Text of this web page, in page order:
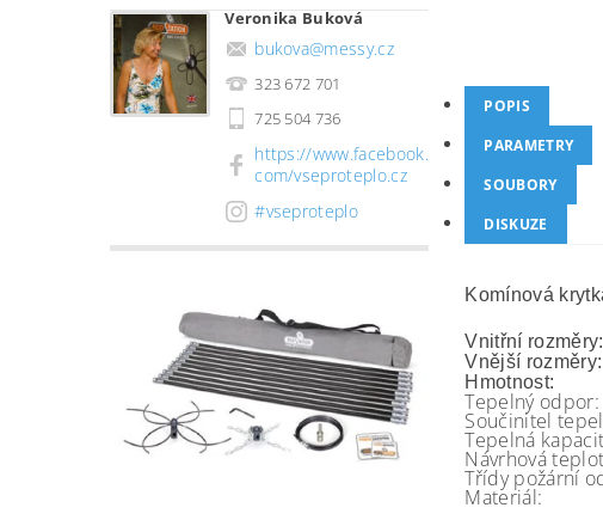
Veronika Buková
bukova@messy.cz
323 672 701
725 504 736
https://www.facebook.
com/vseproteplo.cz
#vseproteplo
POPIS
PARAMETRY
SOUBORY
DISKUZE
Komínová
Vnitřní
Vnější
Tepelný
Součinitel
Tepelná
Návrhová
Třídy
Materiál: